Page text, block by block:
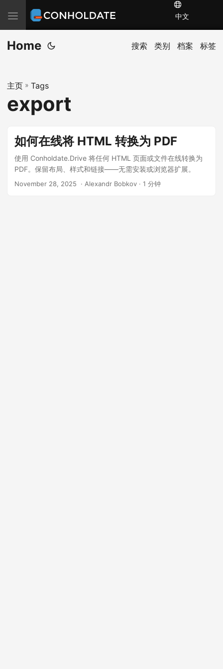
T
o
g
e
n
a
g
a
中文
Home 搜索 类别 档案 标签
主页 » Tags
export
如何在线将 HTML 转换为 PDF
使用 Conholdate.Drive 将任何 HTML 页面或文件在线转换为
PDF。保留布局、样式和链接——无需安装或浏览器扩展。
November 28, 2025 ‎ · Alexandr Bobkov · 1 分钟